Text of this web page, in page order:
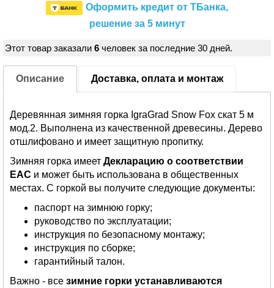
Оформить кредит от ТБанка,
решение за 5 минут
Этот товар заказали 6 человек за последние 30 дней.
Описание Доставка, оплата и монтаж
Деревянная зимняя горка IgraGrad Snow Fox скат 5 м
мод.2. Выполнена из качественной древесины. Дерево
отшлифовано и имеет защитную пропитку.
Зимняя горка имеет Декларацию о соответствии
EAC и может быть использована в общественных
местах. С горкой вы получите следующие документы:
паспорт на зимнюю горку;
руководство по эксплуатации;
инструкция по безопасному монтажу;
инструкция по сборке;
гарантийный талон.
Важно - все зимние горки устанавливаются